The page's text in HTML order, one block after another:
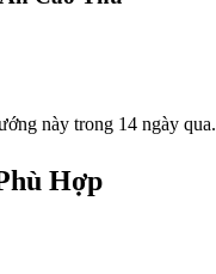
này trong 14 ngày qua.
Hợp